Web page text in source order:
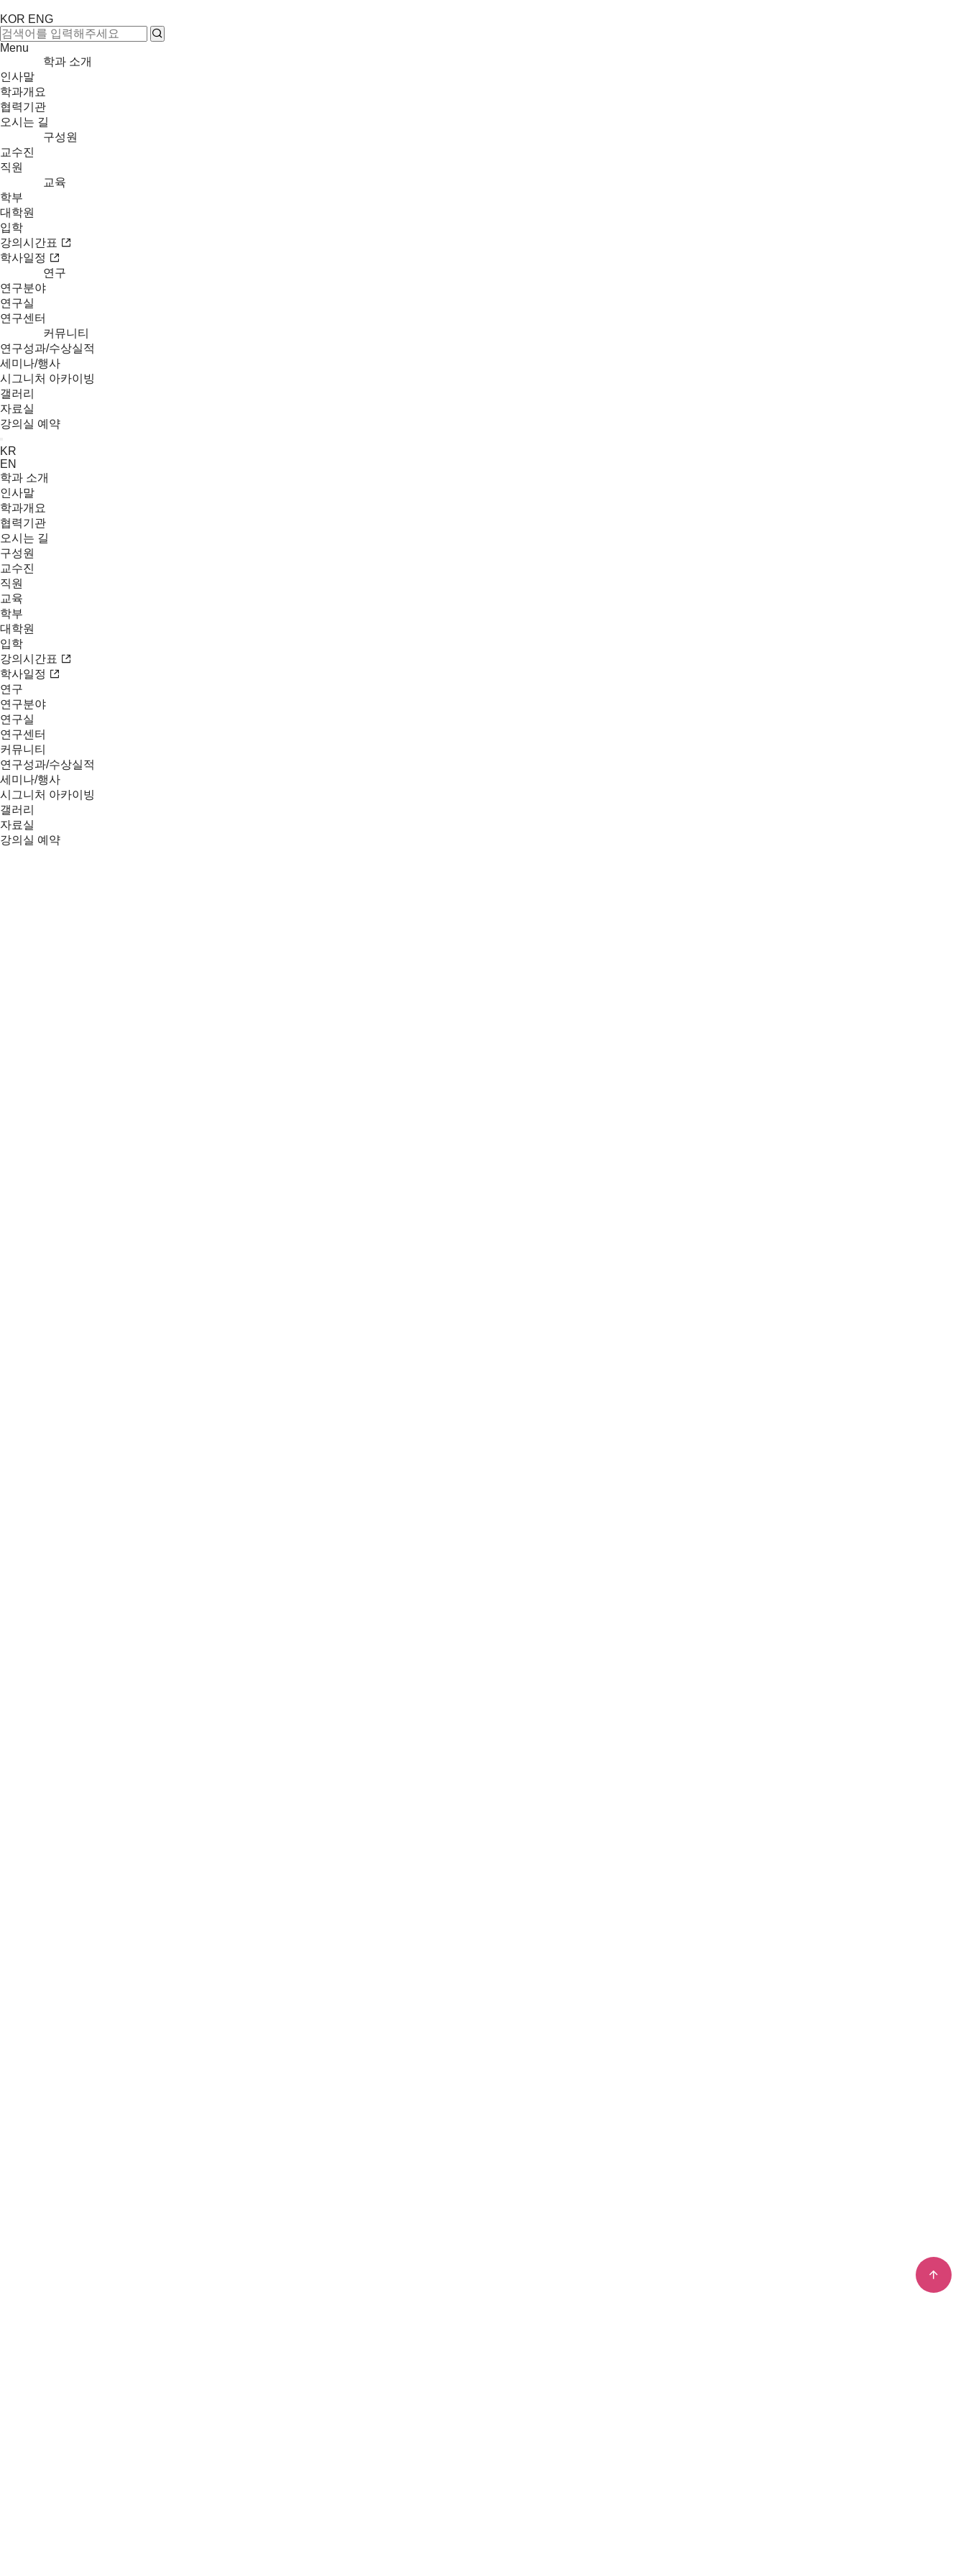
KOR ENG
Menu
학과 소개
인사말
학과개요
협력기관
오시는 길
구성원
교수진
직원
교육
학부
대학원
입학
강의시간표
학사일정
연구
연구분야
연구실
연구센터
커뮤니티
연구성과/수상실적
세미나/행사
시그니처 아카이빙
갤러리
자료실
강의실 예약
Menu
KR
EN
학과 소개
인사말
학과개요
협력기관
오시는 길
구성원
교수진
직원
교육
학부
대학원
입학
강의시간표
학사일정
연구
연구분야
연구실
연구센터
커뮤니티
연구성과/수상실적
세미나/행사
시그니처 아카이빙
갤러리
자료실
강의실 예약